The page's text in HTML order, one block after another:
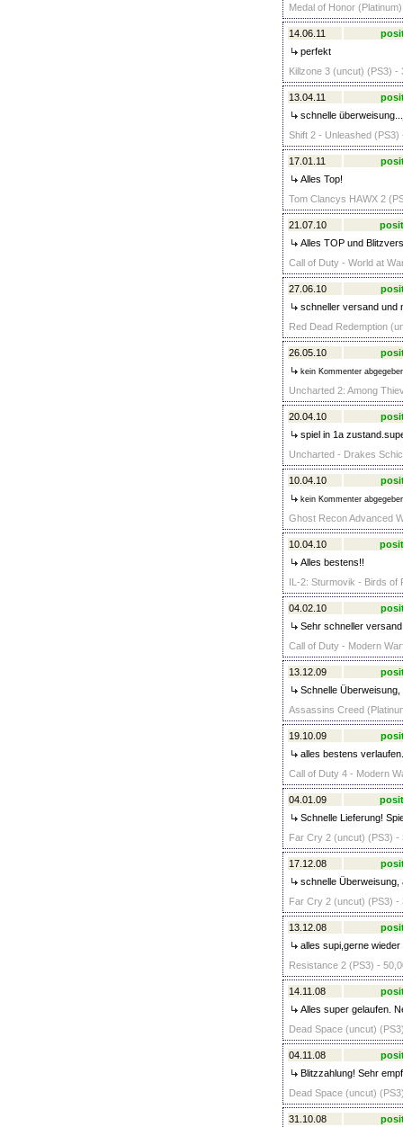
Medal of Honor
14.06.11
perfekt
Killzone 3 (uncut) (PS3) -
13.04.11
schnelle
Shift 2 - Unleashed (PS3)
17.01.11
Alles Top!
Tom Clancys HAWX 2
21.07.10
Alles TOP und
Call of Duty - World at
27.06.10
schneller versand und
Red Dead Redemption
26.05.10
kein Kommenter
Uncharted 2: Among
20.04.10
spiel in 1a
Uncharted - Drakes
10.04.10
kein Kommenter
Ghost Recon Advanced
10.04.10
Alles bestens!!
IL-2: Sturmovik - Birds of
04.02.10
Sehr schneller
Call of Duty - Modern
13.12.09
Schnelle
Assassins Creed
19.10.09
alles bestens
Call of Duty 4 - Modern
04.01.09
Schnelle Lieferung!
Far Cry 2 (uncut) (PS3) -
17.12.08
schnelle Überweisung,
Far Cry 2 (uncut) (PS3) -
13.12.08
alles supi,gerne wieder
Resistance 2 (PS3) -
14.11.08
Alles super gelaufen.
Dead Space (uncut)
04.11.08
Blitzzahlung! Sehr
Dead Space (uncut)
31.10.08